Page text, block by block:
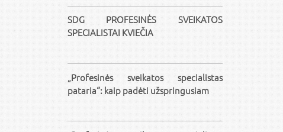
SDG PROFESINĖS SVEIKATOS
SPECIALISTAI KVIEČIA
„Profesinės sveikatos specialistas
pataria“: kaip padėti užspringusiam